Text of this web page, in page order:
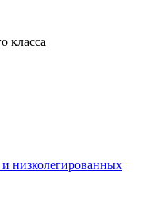
класса
низколегированных